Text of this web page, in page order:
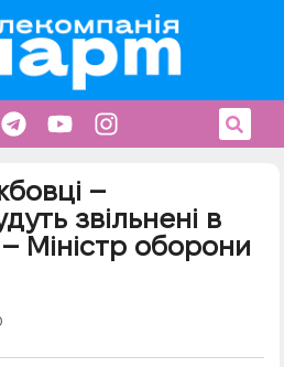
–
звільнені в
Міністр оборони